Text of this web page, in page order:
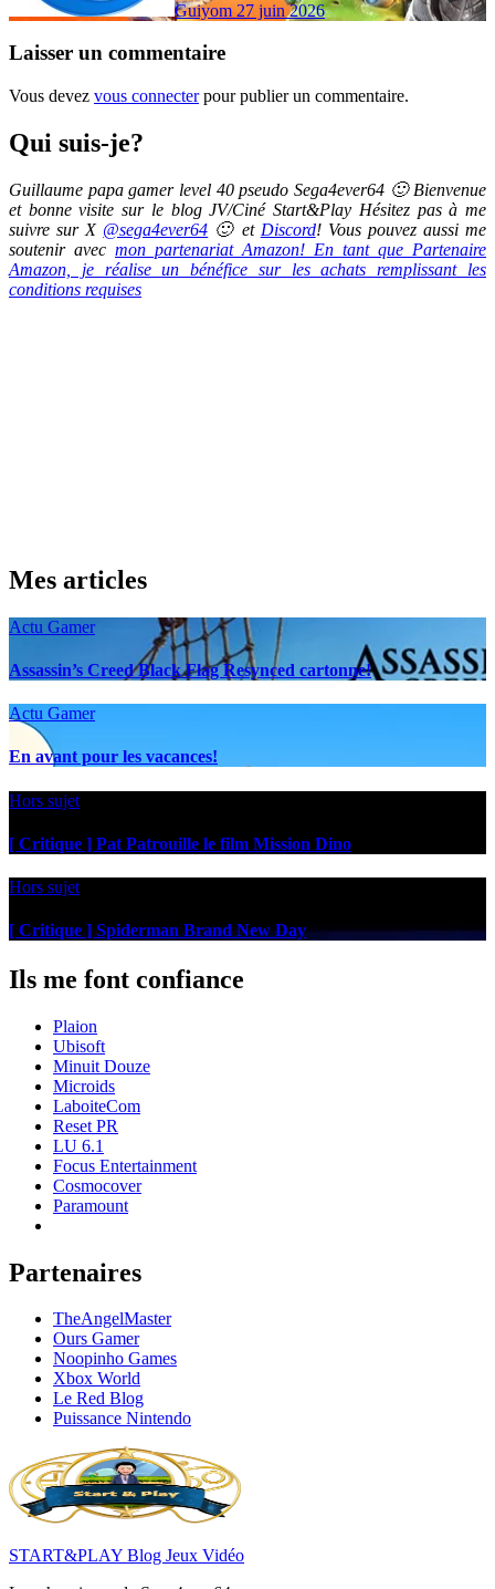
Guiyom 27 juin 2026
Laisser un commentaire
Vous devez vous connecterpour publier un commentaire.
Qui suis-je?
Guillaume papa gamer level 40 pseudo Sega4ever64 🙂 Bienvenue
et bonne visite sur le blog JV/Ciné Start&Play Hésitez pas à me
suivre sur X @sega4ever64 🙂 et Discord! Vous pouvez aussi me
soutenir avec mon partenariat Amazon! En tant que Partenaire
Amazon, je réalise un bénéfice sur les achats remplissant les
conditions requises
Mes articles
Actu Gamer
Assassin’s Creed Black Flag Resynced cartonne!
Actu Gamer
En avant pour les vacances!
Hors sujet
[ Critique ] Pat Patrouille le film Mission Dino
Hors sujet
[ Critique ] Spiderman Brand New Day
Ils me font confiance
Plaion
Ubisoft
Minuit Douze
Microids
LaboiteCom
Reset PR
LU 6.1
Focus Entertainment
Cosmocover
Paramount
Partenaires
TheAngelMaster
Ours Gamer
Noopinho Games
Xbox World
Le Red Blog
Puissance Nintendo
START&PLAY Blog Jeux Vidéo